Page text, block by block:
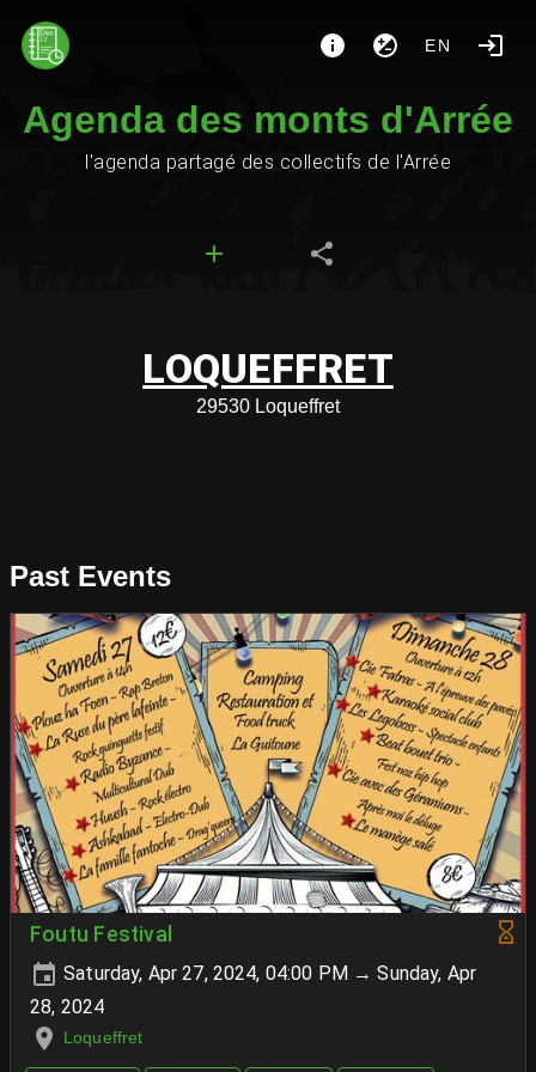
EN
Agenda des monts d'Arrée
l'agenda partagé des collectifs de l'Arrée
LOQUEFFRET
29530 Loqueffret
Past Events
Foutu Festival
Saturday, Apr 27, 2024, 04:00 PM → Sunday, Apr
28, 2024
Loqueffret